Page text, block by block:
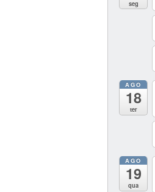
seg
AGO
18
ter
AGO
19
qua